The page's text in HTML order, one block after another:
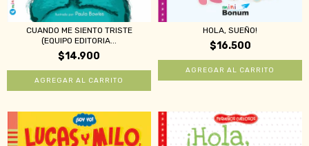
CUANDO ME SIENTO TRISTE
(EQUIPO EDITORIA...
$14.900
HOLA, SUEÑO!
$16.500